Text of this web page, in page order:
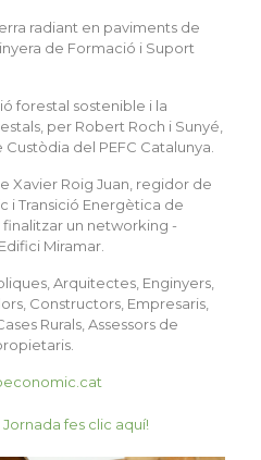
radiant en paviments de
de Formació i Suport
forestal sostenible i la
per Robert Roch i Sunyé,
del PEFC Catalunya.
Xavier Roig Juan, regidor de
i Transició Energètica de
un networking -
Miramar.
Arquitectes, Enginyers,
Constructors, Empresaris,
Rurals, Assessors de
fes clic aquí!